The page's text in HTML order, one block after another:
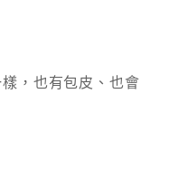
，也有包皮、也會